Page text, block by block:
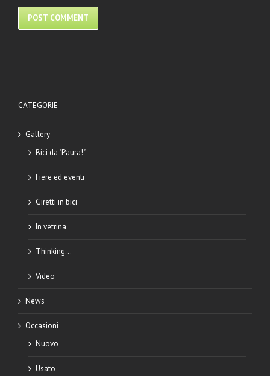
CATEGORIE
Gallery
Bici da "Paura!"
Fiere ed eventi
Giretti in bici
In vetrina
Thinking…
Video
News
Occasioni
Nuovo
Usato